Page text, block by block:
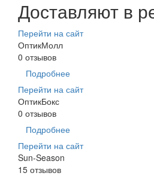
Доставляют в
Перейти на сайт
ОптикМолл
0 отзывов
Подробнее
Перейти на сайт
ОптикБокс
0 отзывов
Подробнее
Перейти на сайт
Sun-Season
15 отзывов